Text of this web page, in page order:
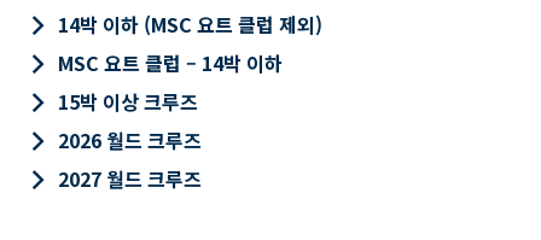
keyboard_arrow_right 14박 이하 (MSC 요트 클럽 제외)
keyboard_arrow_right MSC 요트 클럽 – 14박 이하
keyboard_arrow_right 15박 이상 크루즈
keyboard_arrow_right 2026 월드 크루즈
keyboard_arrow_right 2027 월드 크루즈